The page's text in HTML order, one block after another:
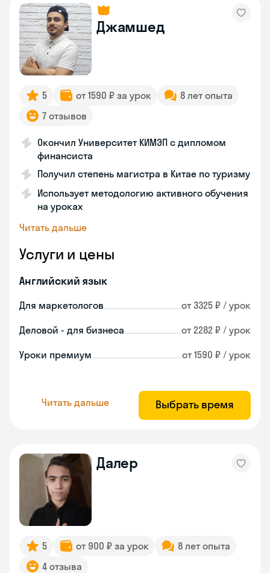
Джамшед
5 от 1590 ₽ за урок
8 лет опыта
7 отзывов
Окончил Университет КИМЭП с дипломом
финансиста
Получил степень магистра в Китае по туризму
Использует методологию активного обучения
на уроках
Читать дальше
Услуги и цены
Английский язык
Для маркетологов от 3325 ₽ / урок
Деловой - для бизнеса от 2282 ₽ / урок
Уроки премиум от 1590 ₽ / урок
Читать дальше Выбрать время
Далер
5 от 900 ₽ за урок
8 лет опыта
4 отзыва